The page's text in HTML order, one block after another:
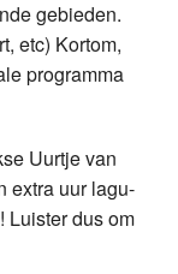
gebieden.
etc) Kortom,
programma
Uurtje van
extra uur lagu-
Luister dus om